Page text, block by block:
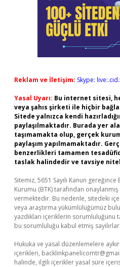
Reklam ve İletişim: Skype:
Yasal Uyarı: Bu internet sitesi,
veya şahıs şirketi ile hiçbir
Sitede yalnızca kendi
paylaşılmaktadır. Burada yer
taşımamakta olup, gerçek
paylaşım yapılmamaktadır.
benzerlikleri tamamen
taslak halindedir ve tavsiye
Sitemiz, 5651 Sayılı Kanun
Kurumu (BTK) tarafından
vermektedir. Bu nedenle, sitedeki
veya araştırma yükümlülüğümüz
yazdıkları içeriklerin sorumluluğunu
bu sorumluluğu kabul etmiş sayılırlar.
Hukuka ve yasal düzenlemelere
içerikleri,
halinde, ilgili içerikler yasal süre